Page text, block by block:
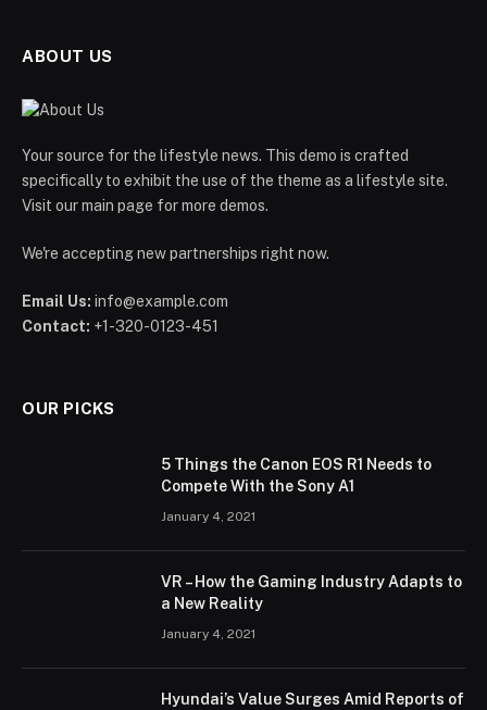
ABOUT US
Your source for the lifestyle news. This demo is crafted
specifically to exhibit the use of the theme as a lifestyle site.
Visit our main page for more demos.
We're accepting new partnerships right now.
Email Us: info@example.com
Contact: +1-320-0123-451
OUR PICKS
5 Things the Canon EOS R1 Needs to
Compete With the Sony A1
January 4, 2021
VR – How the Gaming Industry Adapts to
a New Reality
January 4, 2021
Hyundai’s Value Surges Amid Reports of